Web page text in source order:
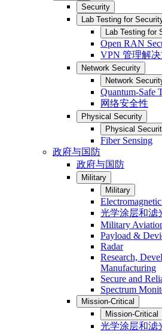
Security
Lab Testing for
Lab Testing for
Open RAN
VPN 管理解
Network Security
Network
Quantum-Safe
网络安全性
Physical Security
Physical
Fiber Sensing
政府与国防
政府与国防
Military
Military
光学涂层和滤
Military
Payload &
Radar
Research,
Manufacturing
Secure and
Spectrum
Mission-Critical
Mission-Critical
光学涂层和滤